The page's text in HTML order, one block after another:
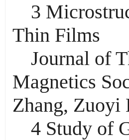
3
Thin Films
Journal of
Magnetics
Zhang, Zuoyi
4 Study of